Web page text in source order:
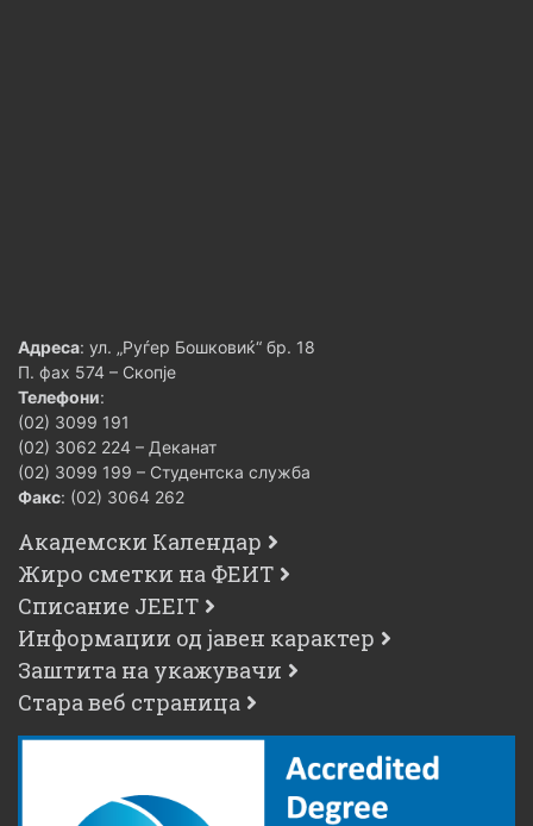
Адреса: ул. „Руѓер Бошковиќ“ бр. 18
П. фах 574 – Скопје
Телефони:
(02) 3099 191
(02) 3062 224 – Деканат
(02) 3099 199 – Студентска служба
Факс: (02) 3064 262
Академски Календар
Жиро сметки на ФЕИТ
Списание JEEIT
Информации од јавен карактер
Заштита на укажувачи
Стара веб страница